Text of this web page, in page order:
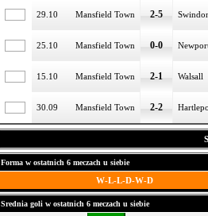
29.10 Mansfield Town 2-5
25.10 Mansfield Town 0-0
15.10 Mansfield Town 2-1 Walsall
30.09 Mansfield Town 2-2
Forma w ostatnich 6 meczach u siebie
W-L-L-D-W-D
Srednia goli w ostatnich 6 meczach u siebie